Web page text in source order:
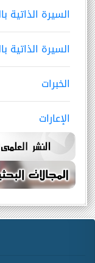
السيرة الذاتية
السيرة الذاتية
الخبرات
الإعارات